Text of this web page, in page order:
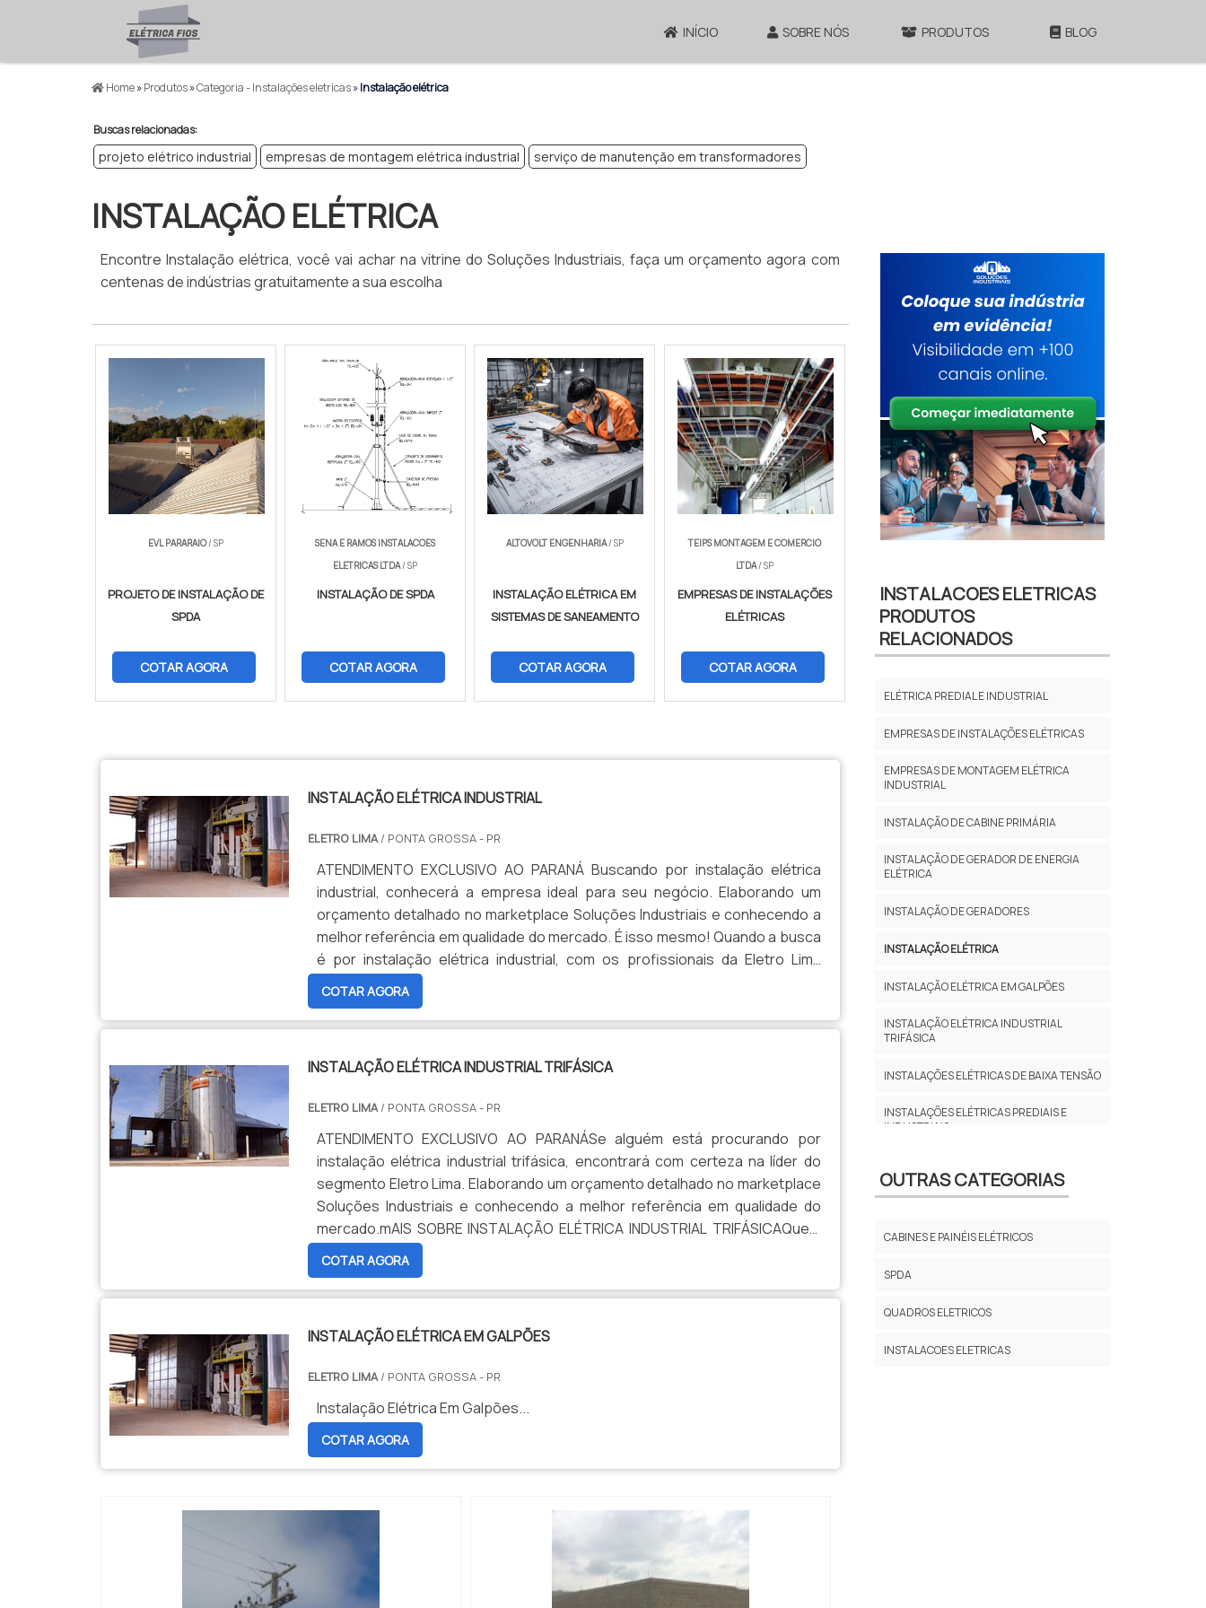
INÍCIO SOBRE NÓS PRODUTOS BLOG
Home»Produtos»Categoria - Instalações eletricas»Instalação elétrica
Buscas relacionadas:
projeto elétrico industrial empresas de montagem elétrica industrial serviço de manutenção em transformadores
INSTALAÇÃO ELÉTRICA
Encontre Instalação elétrica, você vai achar na vitrine do Soluções Industriais, faça um orçamento agora com
centenas de indústrias gratuitamente a sua escolha
EVL PARARAIO/ SP
PROJETO DE INSTALAÇÃO DE
SPDA
COTAR AGORA
SENA E RAMOS INSTALACOES
ELETRICAS LTDA/ SP
INSTALAÇÃO DE SPDA
COTAR AGORA
ALTOVOLT ENGENHARIA/ SP
INSTALAÇÃO ELÉTRICA EM
SISTEMAS DE SANEAMENTO
COTAR AGORA
TEIPS MONTAGEM E COMERCIO
LTDA/ SP
EMPRESAS DE INSTALAÇÕES
ELÉTRICAS
COTAR AGORA
INSTALAÇÃO ELÉTRICA INDUSTRIAL
ELETRO LIMA/ PONTA GROSSA - PR
ATENDIMENTO EXCLUSIVO AO PARANÁ Buscando por instalação elétrica
industrial, conhecerá a empresa ideal para seu negócio. Elaborando um
orçamento detalhado no marketplace Soluções Industriais e conhecendo a
melhor referência em qualidade do mercado. É isso mesmo! Quando a busca
é por instalação elétrica industrial, com os profissionais da Eletro Lima
estará disponível proteção com comprometimento com os resultados dos
clientes.DIFERENCIA...
COTAR AGORA
INSTALAÇÃO ELÉTRICA INDUSTRIAL TRIFÁSICA
ELETRO LIMA/ PONTA GROSSA - PR
ATENDIMENTO EXCLUSIVO AO PARANÁSe alguém está procurando por
instalação elétrica industrial trifásica, encontrará com certeza na líder do
segmento Eletro Lima. Elaborando um orçamento detalhado no marketplace
Soluções Industriais e conhecendo a melhor referência em qualidade do
mercado.mAIS SOBRE INSTALAÇÃO ELÉTRICA INDUSTRIAL TRIFÁSICAQuem
procura por instalação elétrica industrial trifásica ética, descobre a Eletro
Lima. Empresa espec...
COTAR AGORA
INSTALAÇÃO ELÉTRICA EM GALPÕES
ELETRO LIMA/ PONTA GROSSA - PR
Instalação Elétrica Em Galpões...
COTAR AGORA
INSTALACOES ELETRICAS
PRODUTOS
RELACIONADOS
ELÉTRICA PREDIAL E INDUSTRIAL
EMPRESAS DE INSTALAÇÕES ELÉTRICAS
EMPRESAS DE MONTAGEM ELÉTRICA
INDUSTRIAL
INSTALAÇÃO DE CABINE PRIMÁRIA
INSTALAÇÃO DE GERADOR DE ENERGIA
ELÉTRICA
INSTALAÇÃO DE GERADORES
INSTALAÇÃO ELÉTRICA
INSTALAÇÃO ELÉTRICA EM GALPÕES
INSTALAÇÃO ELÉTRICA INDUSTRIAL
TRIFÁSICA
INSTALAÇÕES ELÉTRICAS DE BAIXA TENSÃO
INSTALAÇÕES ELÉTRICAS PREDIAIS E
INDUSTRIAIS
DE DISTRIBUIÇÃO
OUTRAS CATEGORIAS
CABINES E PAINÉIS ELÉTRICOS
SPDA
QUADROS ELETRICOS
INSTALACOES ELETRICAS